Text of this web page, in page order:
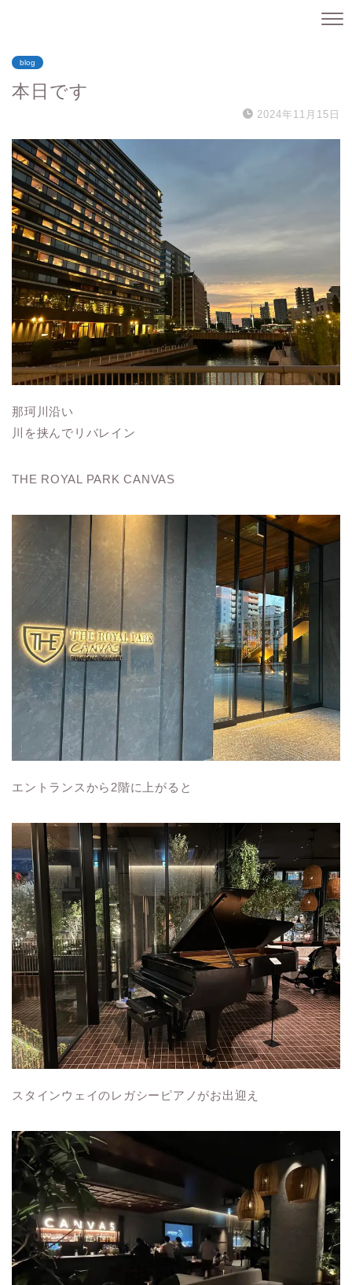
blog
本日です
2024年11月15日
那珂川沿い
川を挟んでリバレイン
THE ROYAL PARK CANVAS
エントランスから2階に上がると
スタインウェイのレガシーピアノがお出迎え